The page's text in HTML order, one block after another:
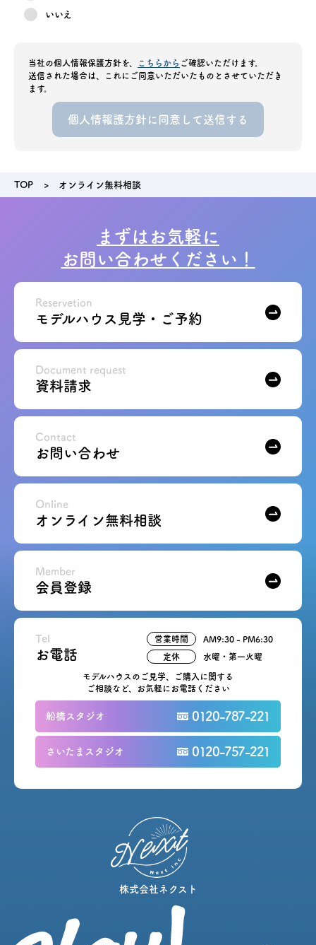
いいえ
当社の個人情報保護方針を、 こちらから ご確認いただけます。
送信された場合は、これにご同意いただいたものとさせていただき
ます。
TOP オンライン無料相談
まずはお気軽に
お問い合わせください！
モデルハウス見学・ご予約
Reservetion
資料請求
Document request
お問い合わせ
Contact
オンライン無料相談
Online
会員登録
Member
Tel
お電話
モデルハウスのご見学、ご購入に関する
ご相談など、お気軽にお電話ください
船橋スタジオ 0120-787-221
さいたまスタジオ 0120-757-221
営業時間 AM9:30 - PM6:30
定休 水曜・第一火曜
株式会社ネクスト